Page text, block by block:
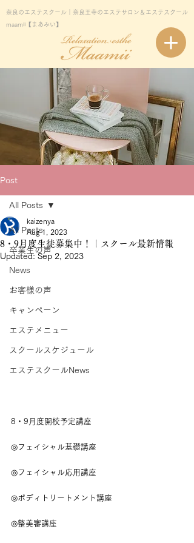
奈良のエステスクール｜奈良王寺のエステサロン＆エステスクール
maamii【まあみい】
Post
All Posts
卒業生の声
News
お客様の声
キャンペーン
エステメニュー
スクールスケジュール
エステスクールNews
All Posts
8・9月度生徒募集中！｜スクール最新情報
kaizenya
Aug 1, 2023
Updated: Sep 2, 2023
8・9月度開校予定講座
◎フェイシャル基礎講座
◎フェイシャル応用講座
◎ボディトリートメント講座
◎整美審講座